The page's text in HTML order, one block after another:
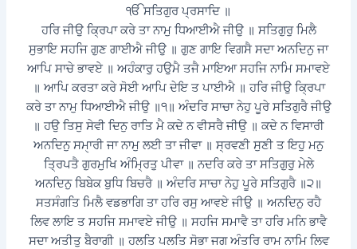
ੴ ਸਤਿਗੁਰ ਪ੍ਰਸਾਦਿ ॥
ਹਰਿ ਜੀਉ ਕ੍ਰਿਪਾ ਕਰੇ ਤਾ ਨਾਮੁ ਧਿਆਈਐ ਜੀਉ ॥ ਸਤਿਗੁਰੁ ਮਿਲੈ
ਸੁਭਾਇ ਸਹਜਿ ਗੁਣ ਗਾਈਐ ਜੀਉ ॥ ਗੁਣ ਗਾਇ ਵਿਗਸੈ ਸਦਾ ਅਨਦਿਨੁ ਜਾ
ਆਪਿ ਸਾਚੇ ਭਾਵਏ ॥ ਅਹੰਕਾਰੁ ਹਉਮੈ ਤਜੈ ਮਾਇਆ ਸਹਜਿ ਨਾਮਿ ਸਮਾਵਏ
॥ ਆਪਿ ਕਰਤਾ ਕਰੇ ਸੋਈ ਆਪਿ ਦੇਇ ਤ ਪਾਈਐ ॥ ਹਰਿ ਜੀਉ ਕ੍ਰਿਪਾ
ਕਰੇ ਤਾ ਨਾਮੁ ਧਿਆਈਐ ਜੀਉ ॥੧॥ ਅੰਦਰਿ ਸਾਚਾ ਨੇਹੁ ਪੂਰੇ ਸਤਿਗੁਰੈ ਜੀਉ
॥ ਹਉ ਤਿਸੁ ਸੇਵੀ ਦਿਨੁ ਰਾਤਿ ਮੈ ਕਦੇ ਨ ਵੀਸਰੈ ਜੀਉ ॥ ਕਦੇ ਨ ਵਿਸਾਰੀ
ਅਨਦਿਨੁ ਸਮੑਾਰੀ ਜਾ ਨਾਮੁ ਲਈ ਤਾ ਜੀਵਾ ॥ ਸ੍ਰਵਣੀ ਸੁਣੀ ਤ ਇਹੁ ਮਨੁ
ਤ੍ਰਿਪਤੈ ਗੁਰਮੁਖਿ ਅੰਮ੍ਰਿਤੁ ਪੀਵਾ ॥ ਨਦਰਿ ਕਰੇ ਤਾ ਸਤਿਗੁਰੁ ਮੇਲੇ
ਅਨਦਿਨੁ ਬਿਬੇਕ ਬੁਧਿ ਬਿਚਰੈ ॥ ਅੰਦਰਿ ਸਾਚਾ ਨੇਹੁ ਪੂਰੇ ਸਤਿਗੁਰੈ ॥੨॥
ਸਤਸੰਗਤਿ ਮਿਲੈ ਵਡਭਾਗਿ ਤਾ ਹਰਿ ਰਸੁ ਆਵਏ ਜੀਉ ॥ ਅਨਦਿਨੁ ਰਹੈ
ਲਿਵ ਲਾਇ ਤ ਸਹਜਿ ਸਮਾਵਏ ਜੀਉ ॥ ਸਹਜਿ ਸਮਾਵੈ ਤਾ ਹਰਿ ਮਨਿ ਭਾਵੈ
ਸਦਾ ਅਤੀਤੁ ਬੈਰਾਗੀ ॥ ਹਲਤਿ ਪਲਤਿ ਸੋਭਾ ਜਗ ਅੰਤਰਿ ਰਾਮ ਨਾਮਿ ਲਿਵ